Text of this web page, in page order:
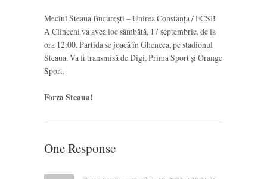
Meciul Steaua București – Unirea Constanța / FCSB
A Clinceni va avea loc sâmbătă, 17 septembrie, de la
ora 12:00. Partida se joacă în Ghencea, pe stadionul
Steaua. Va fi transmisă de Digi, Prima Sport și Orange
Sport.
Forza Steaua!
One Response